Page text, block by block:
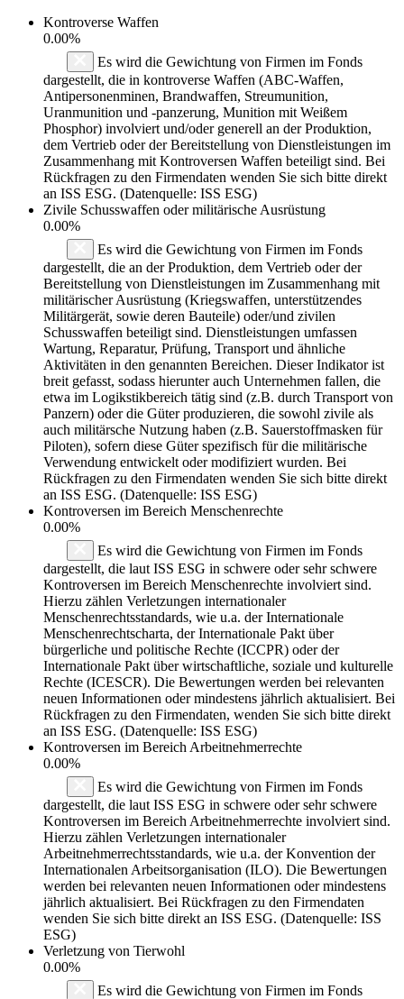
Kontroverse Waffen
0.00%
Es wird die Gewichtung von Firmen im Fonds
dargestellt, die in kontroverse Waffen (ABC-Waffen,
Antipersonenminen, Brandwaffen, Streumunition,
Uranmunition und -panzerung, Munition mit Weißem
Phosphor) involviert und/oder generell an der Produktion,
dem Vertrieb oder der Bereitstellung von Dienstleistungen im
Zusammenhang mit Kontroversen Waffen beteiligt sind. Bei
Rückfragen zu den Firmendaten wenden Sie sich bitte direkt
an ISS ESG. (Datenquelle: ISS ESG)
Zivile Schusswaffen oder militärische Ausrüstung
0.00%
Es wird die Gewichtung von Firmen im Fonds
dargestellt, die an der Produktion, dem Vertrieb oder der
Bereitstellung von Dienstleistungen im Zusammenhang mit
militärischer Ausrüstung (Kriegswaffen, unterstützendes
Militärgerät, sowie deren Bauteile) oder/und zivilen
Schusswaffen beteiligt sind. Dienstleistungen umfassen
Wartung, Reparatur, Prüfung, Transport und ähnliche
Aktivitäten in den genannten Bereichen. Dieser Indikator ist
breit gefasst, sodass hierunter auch Unternehmen fallen, die
etwa im Logikstikbereich tätig sind (z.B. durch Transport von
Panzern) oder die Güter produzieren, die sowohl zivile als
auch militärsche Nutzung haben (z.B. Sauerstoffmasken für
Piloten), sofern diese Güter spezifisch für die militärische
Verwendung entwickelt oder modifiziert wurden. Bei
Rückfragen zu den Firmendaten wenden Sie sich bitte direkt
an ISS ESG. (Datenquelle: ISS ESG)
Kontroversen im Bereich Menschenrechte
0.00%
Es wird die Gewichtung von Firmen im Fonds
dargestellt, die laut ISS ESG in schwere oder sehr schwere
Kontroversen im Bereich Menschenrechte involviert sind.
Hierzu zählen Verletzungen internationaler
Menschenrechtsstandards, wie u.a. der Internationale
Menschenrechtscharta, der Internationale Pakt über
bürgerliche und politische Rechte (ICCPR) oder der
Internationale Pakt über wirtschaftliche, soziale und kulturelle
Rechte (ICESCR). Die Bewertungen werden bei relevanten
neuen Informationen oder mindestens jährlich aktualisiert. Bei
Rückfragen zu den Firmendaten, wenden Sie sich bitte direkt
an ISS ESG. (Datenquelle: ISS ESG)
Kontroversen im Bereich Arbeitnehmerrechte
0.00%
Es wird die Gewichtung von Firmen im Fonds
dargestellt, die laut ISS ESG in schwere oder sehr schwere
Kontroversen im Bereich Arbeitnehmerrechte involviert sind.
Hierzu zählen Verletzungen internationaler
Arbeitnehmerrechtsstandards, wie u.a. der Konvention der
Internationalen Arbeitsorganisation (ILO). Die Bewertungen
werden bei relevanten neuen Informationen oder mindestens
jährlich aktualisiert. Bei Rückfragen zu den Firmendaten
wenden Sie sich bitte direkt an ISS ESG. (Datenquelle: ISS
ESG)
Verletzung von Tierwohl
0.00%
Es wird die Gewichtung von Firmen im Fonds